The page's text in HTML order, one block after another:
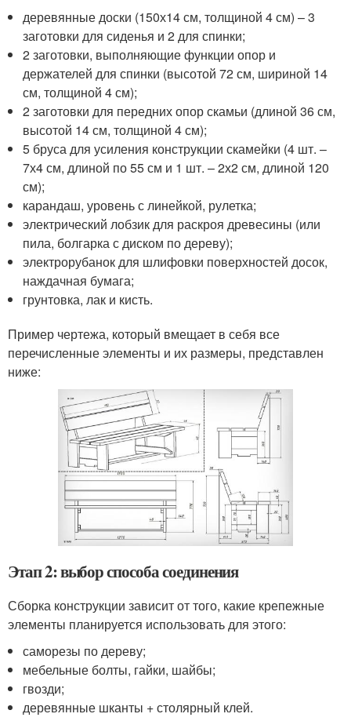
деревянные доски (150х14 см, толщиной 4 см) – 3
заготовки для сиденья и 2 для спинки;
2 заготовки, выполняющие функции опор и
держателей для спинки (высотой 72 см, шириной 14
см, толщиной 4 см);
2 заготовки для передних опор скамьи (длиной 36 см,
высотой 14 см, толщиной 4 см);
5 бруса для усиления конструкции скамейки (4 шт. –
7х4 см, длиной по 55 см и 1 шт. – 2х2 см, длиной 120
см);
карандаш, уровень с линейкой, рулетка;
электрический лобзик для раскроя древесины (или
пила, болгарка с диском по дереву);
электрорубанок для шлифовки поверхностей досок,
наждачная бумага;
грунтовка, лак и кисть.
Пример чертежа, который вмещает в себя все
перечисленные элементы и их размеры, представлен
ниже:
Этап 2: выбор способа соединения
Сборка конструкции зависит от того, какие крепежные
элементы планируется использовать для этого:
саморезы по дереву;
мебельные болты, гайки, шайбы;
гвозди;
деревянные шканты + столярный клей.